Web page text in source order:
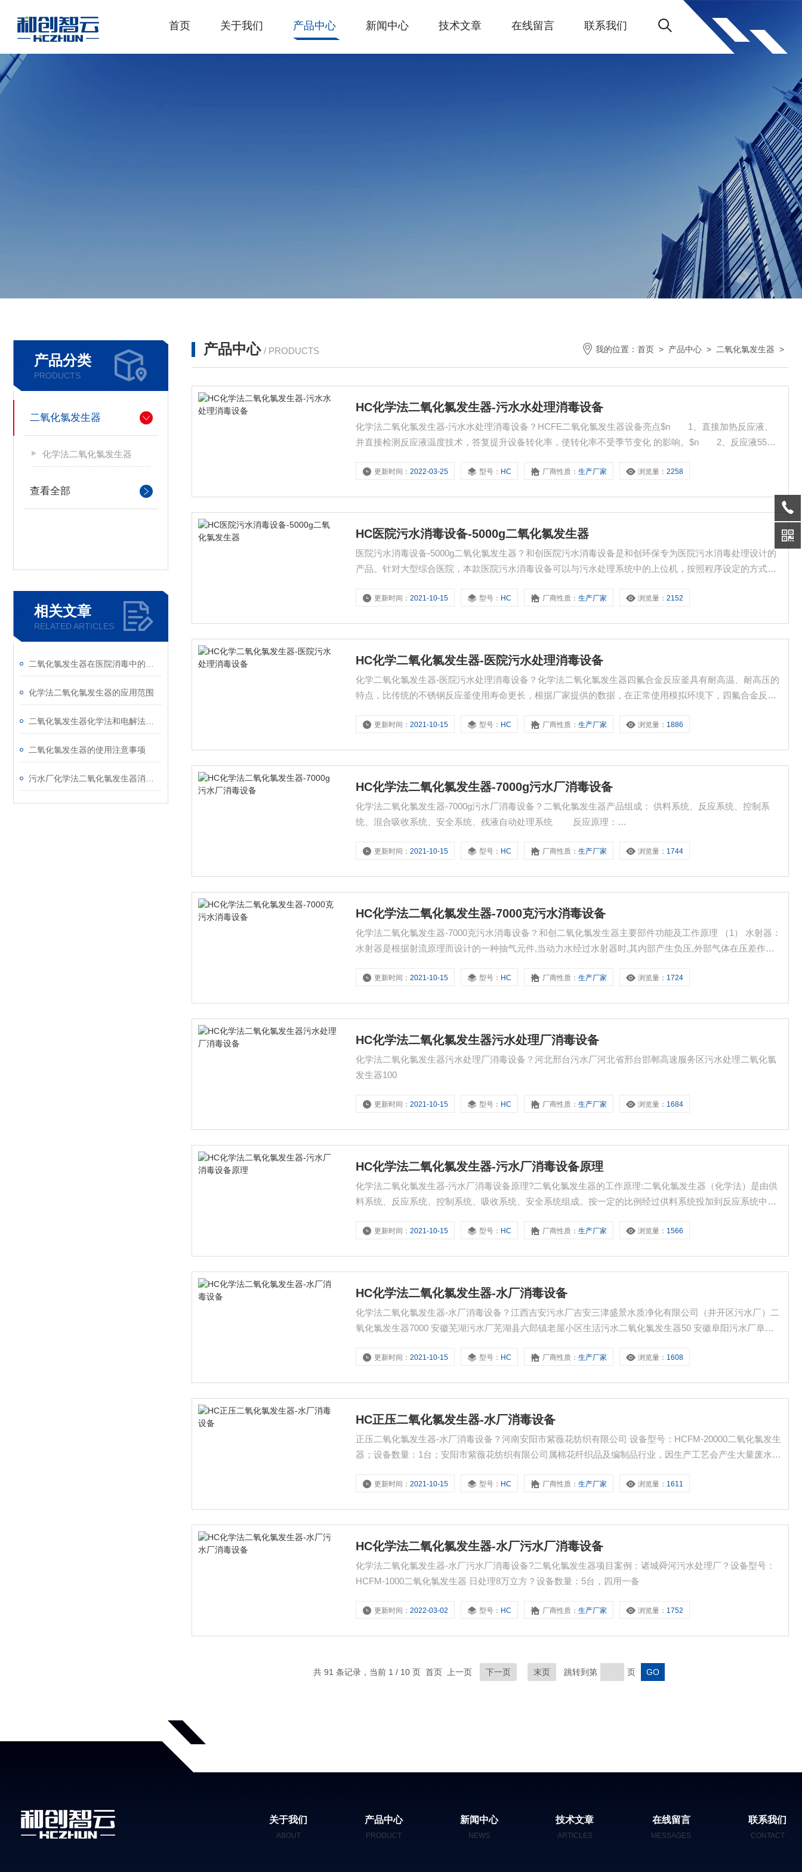
首页 关于我们 产品中心 新闻中心 技术文章 在线留言 联系我们
产品分类
PRODUCTS
二氧化氯发生器
化学法二氧化氯发生器
查看全部
相关文章
RELATED ARTICLES
化学法二氧化氯发生器的应用范围
二氧化氯发生器的使用注意事项
产品中心 / PRODUCTS 我的位置： 首页 > 产品中心 > 二氧化氯发生器 >
HC化学法二氧化氯发生器-污水水处理消毒设备
化学法二氧化氯发生器-污水水处理消毒设备？HCFE二氧化氯发生器设备亮点$n 1、直接加热反应液、
并直接检测反应液温度技术，答复提升设备转化率，使转化率不受季节变化 的影响。$n 2、反应液55℃
变化的影响，原料转化率≥85%，优于国标中的一等品；$n 4、氯酸盐含量远低于饮用水国标（≤0.
更新时间：2022-03-25 型号： HC 厂商性质：生产厂家 浏览量：2258
HC医院污水消毒设备-5000g二氧化氯发生器
医院污水消毒设备-5000g二氧化氯发生器？和创医院污水消毒设备是和创环保专为医院污水消毒处理设计的
产品。针对大型综合医院，本款医院污水消毒设备可以与污水处理系统中的上位机，按照程序设定的方式制
中细含量也相对较低，所以可以通过一台和创医院污水消毒设备实现污水消毒。而对于私人医疗诊所，如牙
更新时间：2021-10-15 型号： HC 厂商性质：生产厂家 浏览量：2152
HC化学二氧化氯发生器-医院污水处理消毒设备
化学二氧化氯发生器-医院污水处理消毒设备？化学法二氧化氯发生器四氟合金反应釜具有耐高温、耐高压的
特点，比传统的不锈钢反应釜使用寿命更长，根据厂家提供的数据，在正常使用模拟环境下，四氟合金反应
不必再为该问题担心。
更新时间：2021-10-15 型号： HC 厂商性质：生产厂家 浏览量： 1886
HC化学法二氧化氯发生器-7000g污水厂消毒设备
化学法二氧化氯发生器-7000g污水厂消毒设备？二氧化氯发生器产品组成： 供料系统、反应系统、控制系
统、混合吸收系统、安全系统、残液自动处理系统 反应原理：
≥99%）；盐酸 （GB320-93工业一级品，浓度≥31%）。
更新时间：2021-10-15 型号： HC 厂商性质：生产厂家 浏览量： 1744
HC化学法二氧化氯发生器-7000克污水消毒设备
化学法二氧化氯发生器-7000克污水消毒设备？和创二氧化氯发生器主要部件功能及工作原理 （1） 水射器：
水射器是根据射流原理而设计的一种抽气元件,当动力水经过水射器时,其内部产生负压,外部气体在压差作用
吸收。 （2） 计量泵：输送原料及调节流量。 （3） 反映器曝气口〔进气口〕：设备运行时的空气通道
更新时间：2021-10-15 型号： HC 厂商性质：生产厂家 浏览量： 1724
HC化学法二氧化氯发生器污水处理厂消毒设备
化学法二氧化氯发生器污水处理厂消毒设备？河北邢台污水厂河北省邢台邯郸高速服务区污水处理二氧化氯
发生器100
更新时间：2021-10-15 型号： HC 厂商性质：生产厂家 浏览量： 1684
HC化学法二氧化氯发生器-污水厂消毒设备原理
化学法二氧化氯发生器-污水厂消毒设备原理?二氧化氯发生器的工作原理:二氧化氯发生器（化学法）是由供
料系统、反应系统、控制系统、吸收系统、安全系统组成。按一定的比例经过供料系统投加到反应系统中，
量）直接投加到需要处理的各类水中，完成二氧化氯和氯的协同消毒、氧化等作用即达到消毒的目的，其反
更新时间：2021-10-15 型号： HC 厂商性质：生产厂家 浏览量： 1566
HC化学法二氧化氯发生器-水厂消毒设备
化学法二氧化氯发生器-水厂消毒设备？江西吉安污水厂吉安三津盛景水质净化有限公司（井开区污水厂）二
氧化氯发生器7000 安徽芜湖污水厂芜湖县六郎镇老屋小区生活污水二氧化氯发生器50 安徽阜阳污水厂阜阳
更新时间：2021-10-15 型号： HC 厂商性质：生产厂家 浏览量： 1608
HC正压二氧化氯发生器-水厂消毒设备
正压二氧化氯发生器-水厂消毒设备？河南安阳市紫薇花纺织有限公司 设备型号：HCFM-20000二氧化氯发生
器；设备数量：1台；安阳市紫薇花纺织有限公司属棉花纤织品及编制品行业，因生产工艺会产生大量废水，
公司HCFM-20000二氧化氯发生器（有效率产量20
更新时间：2021-10-15 型号： HC 厂商性质：生产厂家 浏览量： 1611
HC化学法二氧化氯发生器-水厂污水厂消毒设备
化学法二氧化氯发生器-水厂污水厂消毒设备?二氧化氯发生器项目案例：诸城舜河污水处理厂？设备型号：
HCFM-1000二氧化氯发生器 日处理8万立方？设备数量：5台，四用一备
更新时间：2022-03-02 型号： HC 厂商性质：生产厂家 浏览量： 1752
共 91 条记录，当前 1 / 10 页 首页 上一页 下一页 末页 跳转到第 页
关于我们
ABOUT
产品中心
PRODUCT
新闻中心
NEWS
技术文章
ARTICLES
在线留言
MESSAGES
联系我们
CONTACT